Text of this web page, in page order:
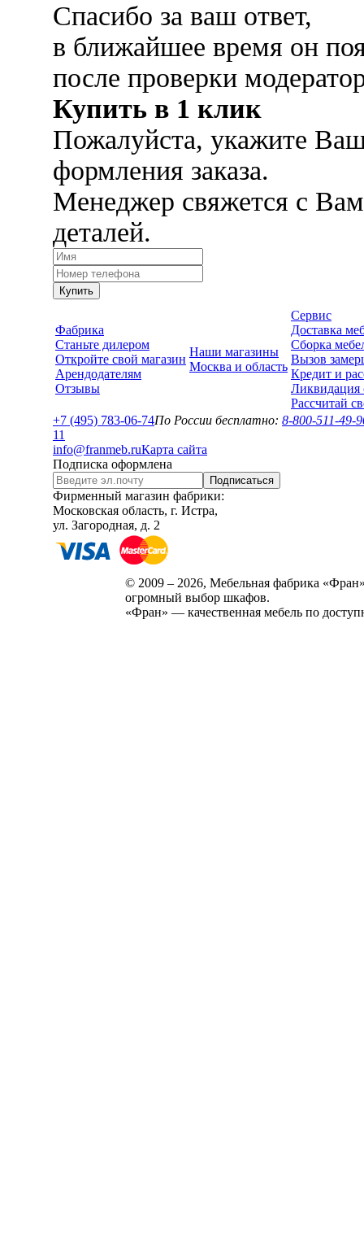
Спасибо за ваш ответ,
в ближайшее время он
после проверки
Купить в 1 клик
Пожалуйста, укажите
формления заказа.
Менеджер свяжется с
деталей.
Купить
Фабрика
Станьте дилером
Откройте свой магазин
Арендодателям
Отзывы
Наши магазины
Москва и область
Сервис
Доставка
Сборка
Вызов
Кредит и
Ликвидация
Рассчитай
+7 (495) 783-06-74По России бесплатно: 8-800-511-49-
11
info@franmeb.ruКарта сайта
Подписка оформлена
Подписаться
Фирменный магазин фабрики:
Московская область, г. Истра,
ул. Загородная, д. 2
© 2009 – 2026, Мебельная фабрика
огромный выбор шкафов.
«Фран» — качественная мебель по